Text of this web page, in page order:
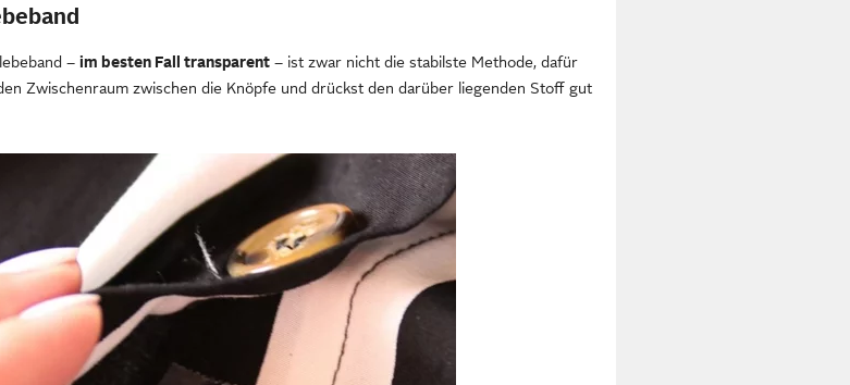
–im besten Fall transparent – ist zwar nicht die stabilste Methode, dafür
Zwischenraum zwischen die Knöpfe und drückst den darüber liegenden Stoff gut